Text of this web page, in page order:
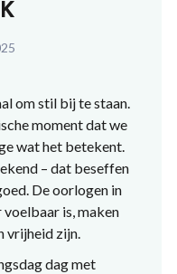
om stil bij te staan.
moment dat we
wat het betekent.
– dat beseffen
De oorlogen in
is, maken
vrijheid zijn.
dag met